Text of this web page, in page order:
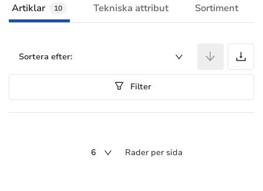
Artiklar 10 Tekniska attribut Sortiment
Sortera efter:
Filter
6 Rader per sida